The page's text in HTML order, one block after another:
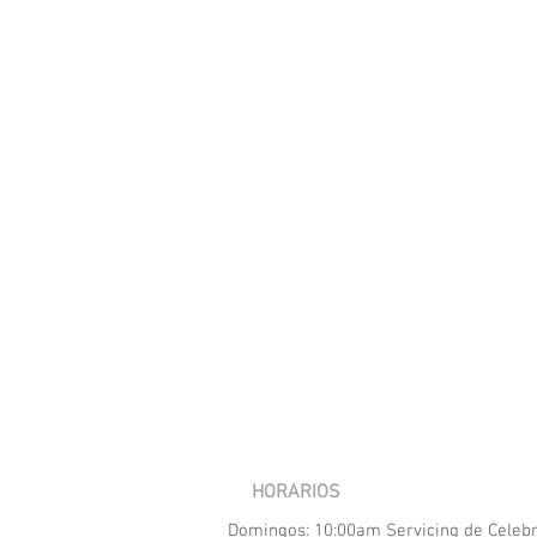
HORARIOS
Domingos: 10:00am Servicing de